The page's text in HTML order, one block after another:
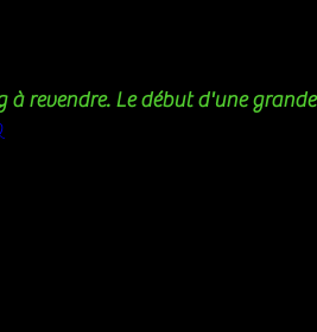
revendre. Le début d'une